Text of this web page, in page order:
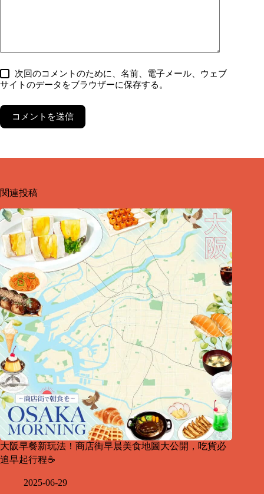
次回のコメントのために、名前、電子メール、ウェブ
サイトのデータをブラウザーに保存する。
コメントを送信
関連投稿
大阪早餐新玩法！商店街早晨美食地圖大公開，吃貨必
追早起行程☕
2025-06-29